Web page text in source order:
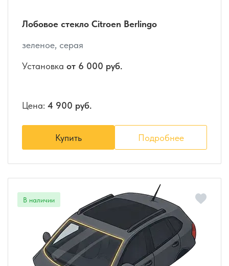
Лобовое стекло Citroen Berlingo
зеленое, серая
Установка от 6 000 руб.
Цена: 4 900 руб.
Купить Подробнее